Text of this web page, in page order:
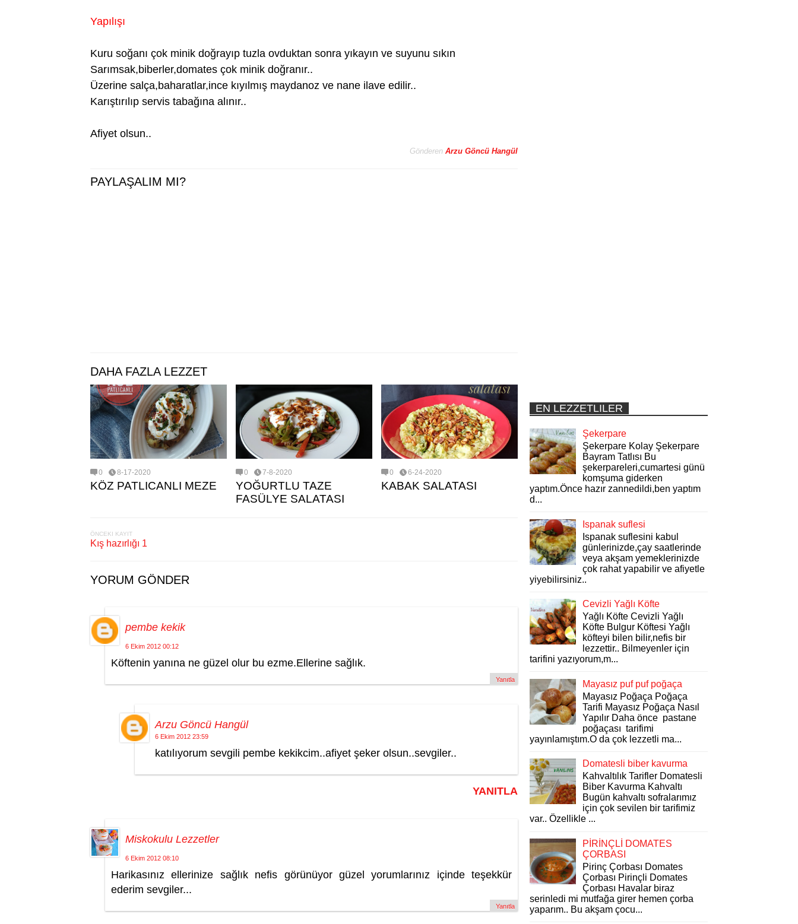
Yapılışı
Kuru soğanı çok minik doğrayıp tuzla ovduktan sonra yıkayın ve suyunu sıkın
Sarımsak,biberler,domates çok minik doğranır..
Üzerine salça,baharatlar,ince kıyılmış maydanoz ve nane ilave edilir..
Karıştırılıp servis tabağına alınır..
Afiyet olsun..
Gönderen Arzu Göncü Hangül
PAYLAŞALIM MI?
DAHA FAZLA LEZZET
0 8-17-2020
KÖZ PATLICANLI MEZE
0 7-8-2020
YOĞURTLU TAZE
FASÜLYE SALATASI
0 6-24-2020
KABAK SALATASI
ÖNCEKI KAYIT
Kış hazırlığı 1
YORUM GÖNDER
pembe kekik
6 Ekim 2012 00:12
Köftenin yanına ne güzel olur bu ezme.Ellerine sağlık.
Yanıtla
Arzu Göncü Hangül
6 Ekim 2012 23:59
katılıyorum sevgili pembe kekikcim..afiyet şeker olsun..sevgiler..
YANITLA
Miskokulu Lezzetler
6 Ekim 2012 08:10
Harikasınız ellerinize sağlık nefis görünüyor güzel yorumlarınız içinde teşekkür
ederim sevgiler...
Yanıtla
EN LEZZETLILER
Şekerpare
Şekerpare Kolay Şekerpare
Bayram Tatlısı Bu
şekerpareleri,cumartesi günü
komşuma giderken
yaptım.Önce hazır zannedildi,ben yaptım
d...
Ispanak suflesi
Ispanak suflesini kabul
günlerinizde,çay saatlerinde
veya akşam yemeklerinizde
çok rahat yapabilir ve afiyetle
yiyebilirsiniz..
Cevizli Yağlı Köfte
Yağlı Köfte Cevizli Yağlı
Köfte Bulgur Köftesi Yağlı
köfteyi bilen bilir,nefis bir
lezzettir.. Bilmeyenler için
tarifini yazıyorum,m...
Mayasız puf puf poğaça
Mayasız Poğaça Poğaça
Tarifi Mayasız Poğaça Nasıl
Yapılır Daha önce pastane
poğaçası tarifimi
yayınlamıştım.O da çok lezzetli ma...
Domatesli biber kavurma
Kahvaltılık Tarifler Domatesli
Biber Kavurma Kahvaltı
Bugün kahvaltı sofralarımız
için çok sevilen bir tarifimiz
var.. Özellikle ...
PİRİNÇLİ DOMATES
ÇORBASI
Pirinç Çorbası Domates
Çorbası Pirinçli Domates
Çorbası Havalar biraz
serinledi mi mutfağa girer hemen çorba
yaparım.. Bu akşam çocu...